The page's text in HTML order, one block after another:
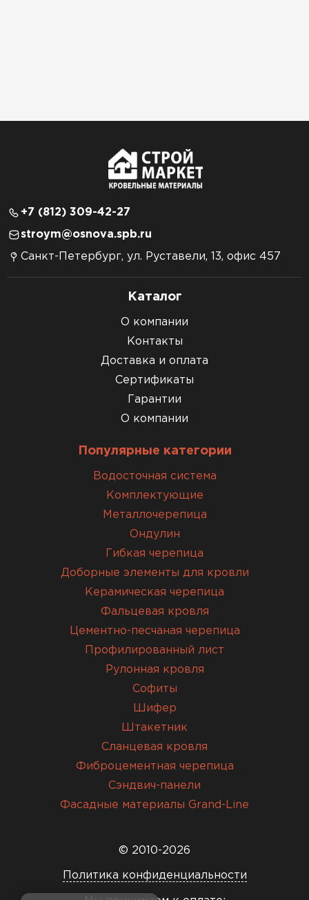
+7 (812) 309-42-27
stroym@osnova.spb.ru
Санкт-Петербург, ул. Руставели, 13, офис 457
Каталог
О компании
Контакты
Доставка и оплата
Сертификаты
Гарантии
О компании
Популярные категории
Водосточная система
Комплектующие
Металлочерепица
Ондулин
Гибкая черепица
Доборные элементы для кровли
Керамическая черепица
Фальцевая кровля
Цементно-песчаная черепица
Профилированный лист
Рулонная кровля
Софиты
Шифер
Штакетник
Сланцевая кровля
Фиброцементная черепица
Сэндвич-панели
Фасадные материалы Grand-Line
© 2010-2026
Политика конфиденциальности